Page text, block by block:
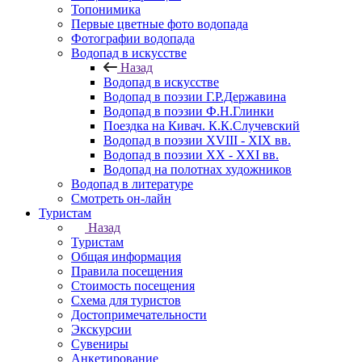
Топонимика
Первые цветные фото водопада
Фотографии водопада
Водопад в искусстве
Назад
Водопад в искусстве
Водопад в поэзии Г.Р.Державина
Водопад в поэзии Ф.Н.Глинки
Поездка на Кивач. К.К.Случевский
Водопад в поэзии XVIII - XIX вв.
Водопад в поэзии XX - XXI вв.
Водопад на полотнах художников
Водопад в литературе
Смотреть он-лайн
Туристам
Назад
Туристам
Общая информация
Правила посещения
Стоимость посещения
Схема для туристов
Достопримечательности
Экскурсии
Сувениры
Анкетирование